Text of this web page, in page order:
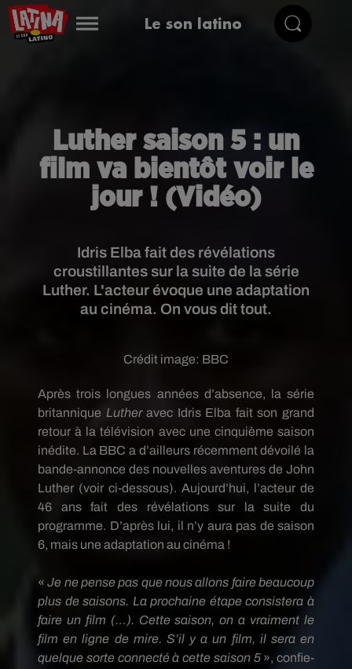
Le son latino
Luther saison 5 : un
film va bientôt voir le
jour ! (Vidéo)
Idris Elba fait des révélations
croustillantes sur la suite de la série
Luther. L'acteur évoque une adaptation
au cinéma. On vous dit tout.
Crédit image: BBC
Après trois longues années d’absence, la série
britannique Lutheravec Idris Elba fait son grand
retour à la télévision avec une cinquième saison
inédite. La BBC a d’ailleurs récemment dévoilé la
bande-annonce des nouvelles aventures de John
Luther (voir ci-dessous). Aujourd’hui, l’acteur de
46 ans fait des révélations sur la suite du
programme. D’après lui, il n’y aura pas de saison
6, mais une adaptation au cinéma !
«Je ne pense pas que nous allons faire beaucoup
plus de saisons. La prochaine étape consistera à
faire un film (…). Cette saison, on a vraiment le
film en ligne de mire. S’il y a un film, il sera en
quelque sorte connecté à cette saison 5», confie-